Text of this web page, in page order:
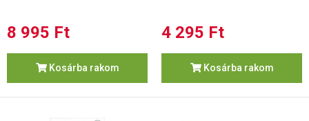
8 995 Ft
Kosárba rakom
4 295 Ft
Kosárba rakom